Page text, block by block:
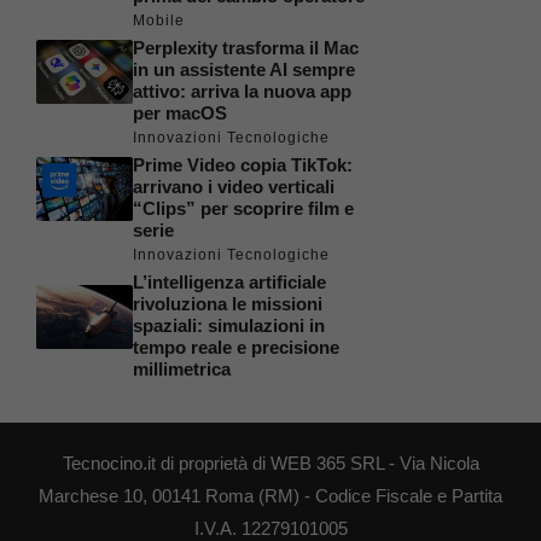
Mobile
Perplexity trasforma il Mac
in un assistente AI sempre
attivo: arriva la nuova app
per macOS
Innovazioni Tecnologiche
Prime Video copia TikTok:
arrivano i video verticali
“Clips” per scoprire film e
serie
Innovazioni Tecnologiche
L’intelligenza artificiale
rivoluziona le missioni
spaziali: simulazioni in
tempo reale e precisione
millimetrica
Tecnocino.it di proprietà di WEB 365 SRL - Via Nicola
Marchese 10, 00141 Roma (RM) - Codice Fiscale e Partita
I.V.A. 12279101005